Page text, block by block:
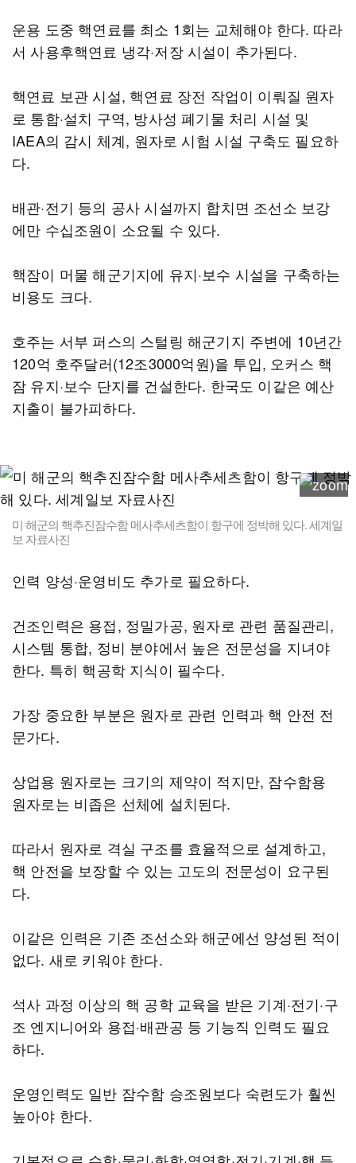
운용 도중 핵연료를 최소 1회는 교체해야 한다. 따라
서 사용후핵연료 냉각·저장 시설이 추가된다.
핵연료 보관 시설, 핵연료 장전 작업이 이뤄질 원자
로 통합·설치 구역, 방사성 폐기물 처리 시설 및
IAEA의 감시 체계, 원자로 시험 시설 구축도 필요하
다.
배관·전기 등의 공사 시설까지 합치면 조선소 보강
에만 수십조원이 소요될 수 있다.
핵잠이 머물 해군기지에 유지·보수 시설을 구축하는
비용도 크다.
호주는 서부 퍼스의 스털링 해군기지 주변에 10년간
120억 호주달러(12조3000억원)을 투입, 오커스 핵
잠 유지·보수 단지를 건설한다. 한국도 이같은 예산
지출이 불가피하다.
미 해군의 핵추진잠수함 메사추세츠함이 항구에 정박해 있다. 세계일
보 자료사진
인력 양성·운영비도 추가로 필요하다.
건조인력은 용접, 정밀가공, 원자로 관련 품질관리,
시스템 통합, 정비 분야에서 높은 전문성을 지녀야
한다. 특히 핵공학 지식이 필수다.
가장 중요한 부분은 원자로 관련 인력과 핵 안전 전
문가다.
상업용 원자로는 크기의 제약이 적지만, 잠수함용
원자로는 비좁은 선체에 설치된다.
따라서 원자로 격실 구조를 효율적으로 설계하고,
핵 안전을 보장할 수 있는 고도의 전문성이 요구된
다.
이같은 인력은 기존 조선소와 해군에선 양성된 적이
없다. 새로 키워야 한다.
석사 과정 이상의 핵 공학 교육을 받은 기계·전기·구
조 엔지니어와 용접·배관공 등 기능직 인력도 필요
하다.
운영인력도 일반 잠수함 승조원보다 숙련도가 훨씬
높아야 한다.